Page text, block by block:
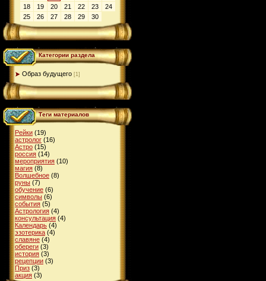
18
19 20 21 22 23
24
25
26 27 28 29 30
Категории раздела
Образ будущего [1]
Теги материалов
Рейки (19)
астролог (16)
Астро (15)
россия (14)
мероприятия (10)
магия (8)
Волшебное (8)
руны (7)
обучение (6)
символы (6)
события (5)
Астрология (4)
консультация (4)
Календарь (4)
эзотерика (4)
славяне (4)
обереги (3)
история (3)
рецепции (3)
Приз (3)
акция (3)